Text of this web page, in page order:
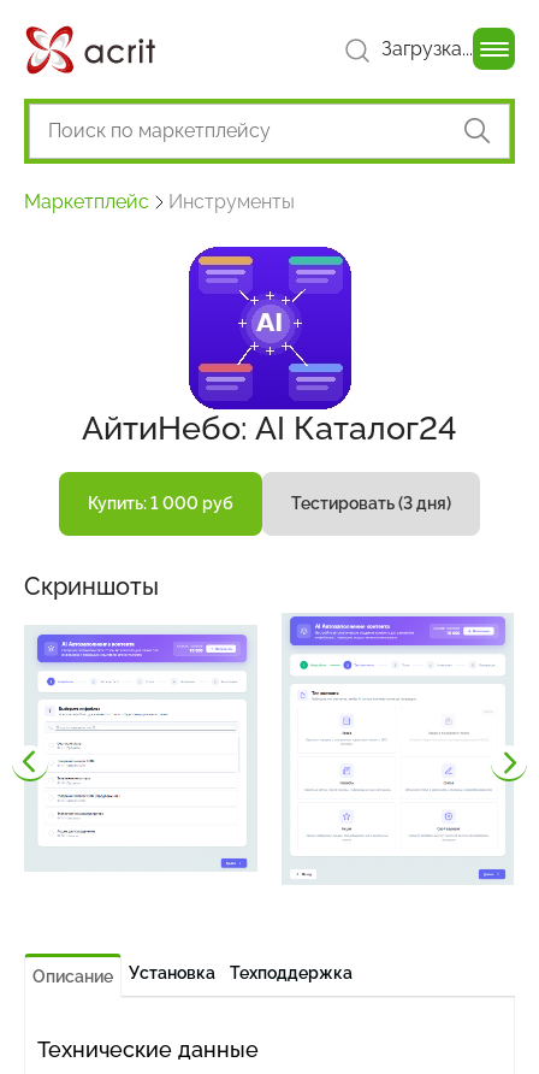
Загрузка...
Маркетплейс Инструменты
АйтиНебо: AI Каталог24
Купить: 1 000 руб Тестировать (3 дня)
Скриншоты
Описание Установка Техподдержка
Технические данные